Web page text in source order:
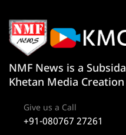
NMF News is a
Khetan Media
Give us a Call
+91-080767 27261